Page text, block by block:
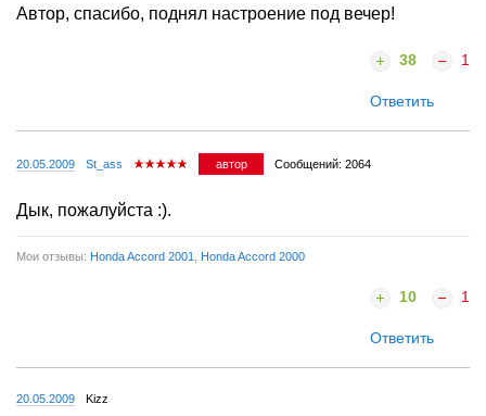
Автор, спасибо, поднял настроение под вечер!
38 1
Ответить
20.05.2009 St_ass автор Сообщений: 2064
Дык, пожалуйста :).
Мои отзывы: Honda Accord 2001 Honda Accord 2000
10 1
Ответить
20.05.2009 Kizz